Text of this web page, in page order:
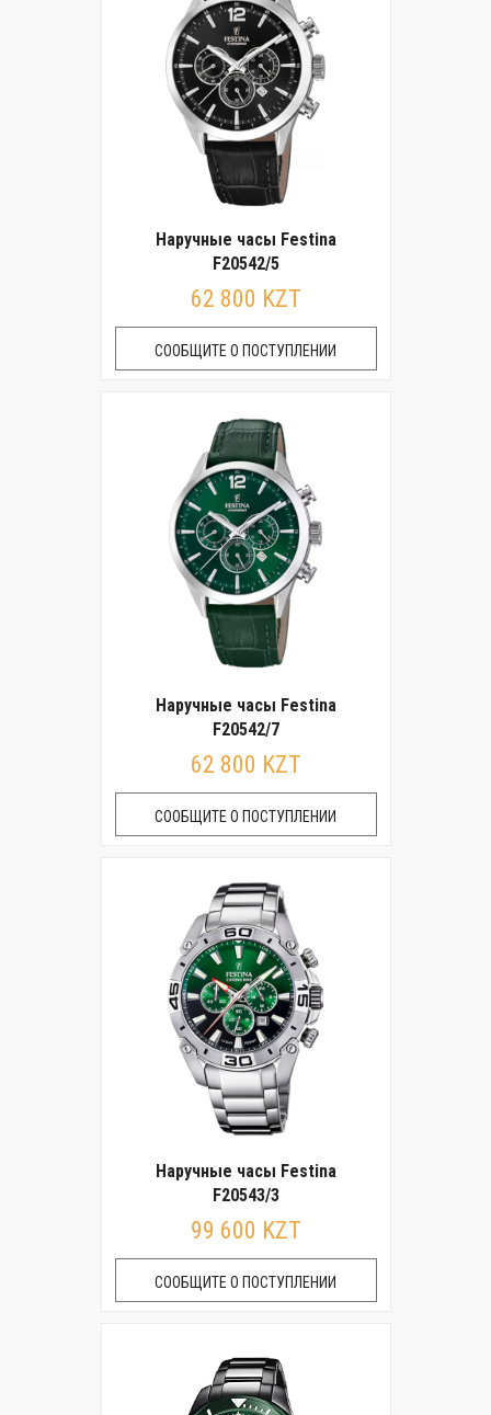
Наручные часы Festina
F20542/5
62 800 KZT
СООБЩИТЕ О ПОСТУПЛЕНИИ
Наручные часы Festina
F20542/7
62 800 KZT
СООБЩИТЕ О ПОСТУПЛЕНИИ
Наручные часы Festina
F20543/3
99 600 KZT
СООБЩИТЕ О ПОСТУПЛЕНИИ